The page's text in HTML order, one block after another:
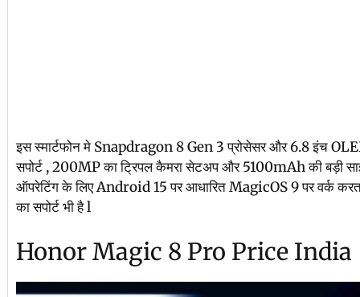
इस स्मार्टफोन मे Snapdragon 8 Gen 3 प्रोसेसर और 6.8 इंच
सपोर्ट , 200MP का ट्रिपल कैमरा सेटअप और 5100mAh की बड़ी
ऑपरेटिंग के लिए Android 15 पर आधारित MagicOS 9 पर वर्क
का सपोर्ट भी है l
Honor Magic 8 Pro Price India